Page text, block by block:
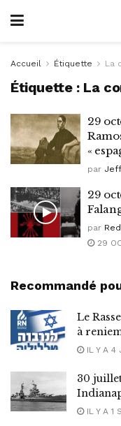
Accueil Étiquette La
Étiquette : La
29
«
par
29
par
29
Recommandé
Le
à
IL Y A 4
30 juillet
IL Y A 1